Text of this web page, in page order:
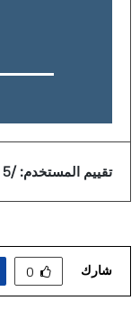
تقييم المستخدم:/5
شارك 0